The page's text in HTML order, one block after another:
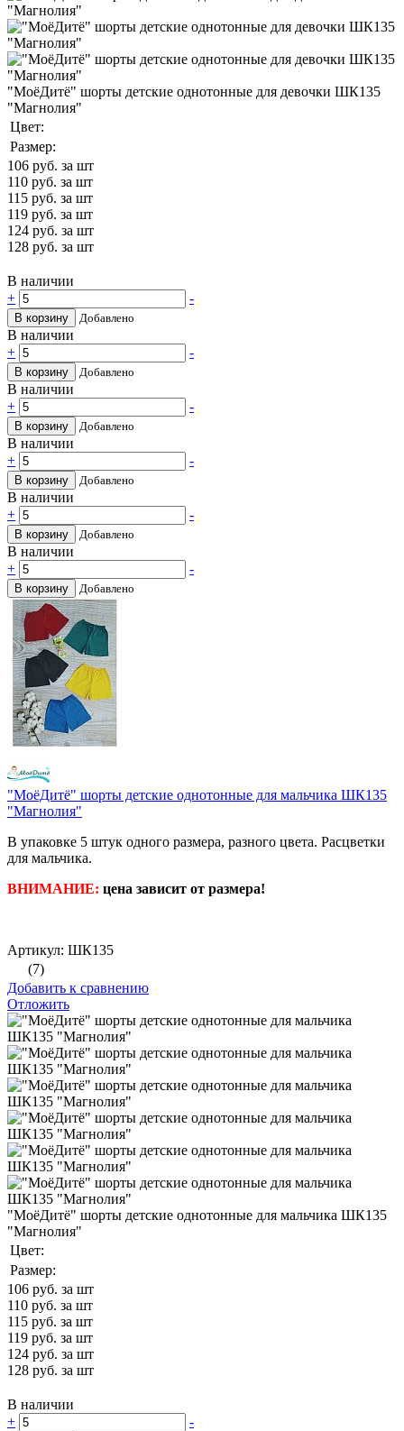
"МоёДитё" шорты детские однотонные для девочки ШК135
"Магнолия"
Цвет:
Размер:
106 руб. за шт
110 руб. за шт
115 руб. за шт
119 руб. за шт
124 руб. за шт
128 руб. за шт
В наличии
+
-
В корзину Добавлено
В наличии
+
-
В корзину Добавлено
В наличии
+
-
В корзину Добавлено
В наличии
+
-
В корзину Добавлено
В наличии
+
-
В корзину Добавлено
В наличии
+
-
В корзину Добавлено
"МоёДитё" шорты детские однотонные для мальчика ШК135
"Магнолия"
В упаковке 5 штук одного размера, разного цвета. Расцветки
для мальчика.
ВНИМАНИЕ: цена зависит от размера!
Артикул: ШК135
(7)
Добавить к сравнению
Отложить
"МоёДитё" шорты детские однотонные для мальчика ШК135
"Магнолия"
Цвет:
Размер:
106 руб. за шт
110 руб. за шт
115 руб. за шт
119 руб. за шт
124 руб. за шт
128 руб. за шт
В наличии
+
-